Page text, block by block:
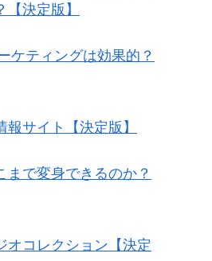
決定版】
ケティングは効果的？
サイト【決定版】
まで変身できるのか？
オコレクション【決定